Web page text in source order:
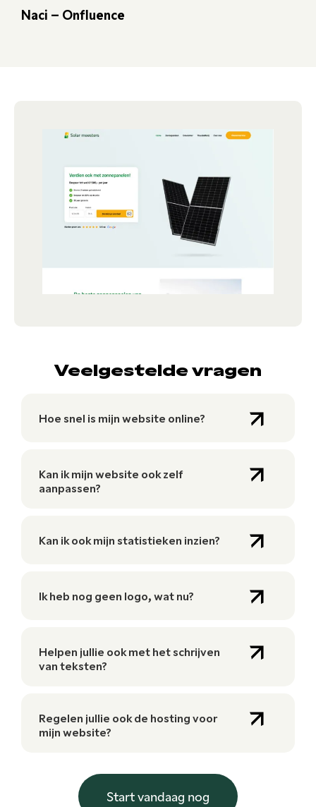
Naci – Onfluence
Veelgestelde vragen
Hoe snel is mijn website online?
Kan ik mijn website ook zelf
aanpassen?
Kan ik ook mijn statistieken inzien?
Ik heb nog geen logo, wat nu?
Helpen jullie ook met het schrijven
van teksten?
Regelen jullie ook de hosting voor
mijn website?
Start vandaag nog